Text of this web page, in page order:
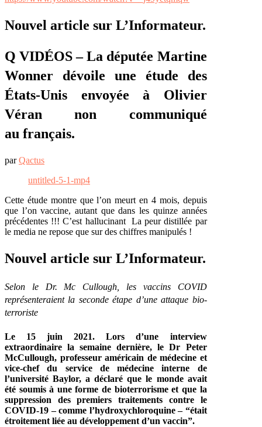
Nouvel article sur L’Informateur.
Q VIDÉOS – La députée Martine
Wonner dévoile une étude des
États-Unis envoyée à Olivier
Véran non communiqué
au français.
parQactus
untitled-5-1-mp4
Cette étude montre que l’on meurt en 4 mois, depuis
que l’on vaccine, autant que dans les quinze années
précédentes !!! C’est hallucinant La peur distillée par
le media ne repose que sur des chiffres manipulés !
Nouvel article sur L’Informateur.
Selon le Dr. Mc Cullough, les vaccins COVID
représenteraient la seconde étape d’une attaque bio-
terroriste
Le 15 juin 2021. Lors d’une interview
extraordinaire la semaine dernière, le Dr Peter
McCullough, professeur américain de médecine et
vice-chef du service de médecine interne de
l’université Baylor, a déclaré que le monde avait
été soumis à une forme de bioterrorisme et que la
suppression des premiers traitements contre le
COVID-19 – comme l’hydroxychloroquine – “était
étroitement liée au développement d’un vaccin”.